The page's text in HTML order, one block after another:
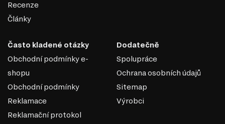
Recenze
Články
Často kladené otázky
Obchodní podmínky e-
shopu
Obchodní podmínky
Reklamace
Reklamační protokol
Dodatečně
Spolupráce
Ochrana osobních údajů
Sitemap
Výrobci